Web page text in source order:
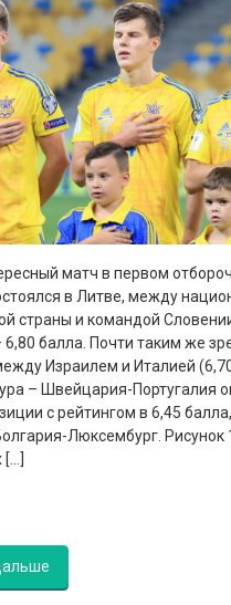
матч в первом
в Литве, между
страны и командой
6,80 балла. Почти таким же
Израилем и Италией
– Швейцария-Португалия
с рейтингом в 6,45
Люксембург.